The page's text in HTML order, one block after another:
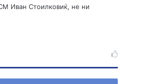
Иван Стоилковиќ, не ни